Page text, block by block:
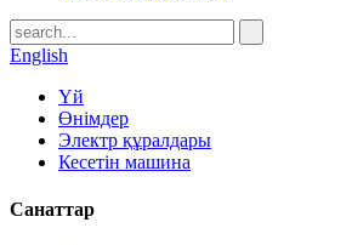
English
Үй
Өнімдер
Электр құралдары
Кесетін машина
Санаттар